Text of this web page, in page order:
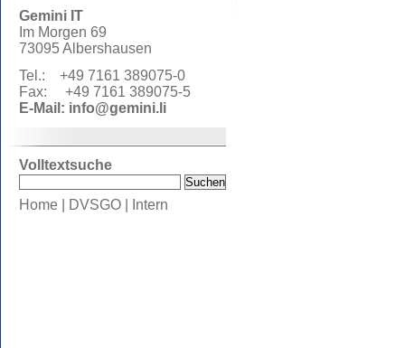
Gemini IT
Im Morgen 69
73095 Albershausen
Tel.: +49 7161 389075-0
Fax: +49 7161 389075-5
E-Mail: info@gemini.li
Volltextsuche
Home DVSGO Intern